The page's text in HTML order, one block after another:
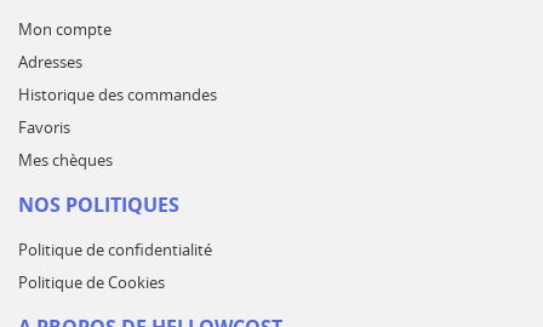
Mon compte
Adresses
Historique des commandes
Favoris
Mes chèques
NOS POLITIQUES
Politique de confidentialité
Politique de Cookies